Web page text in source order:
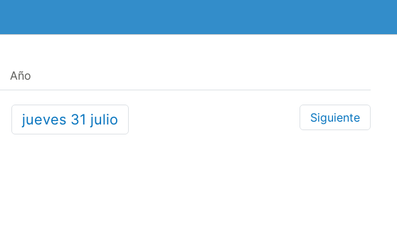
Año
jueves 31 julio Siguiente